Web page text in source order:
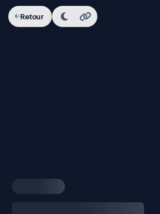
Retour